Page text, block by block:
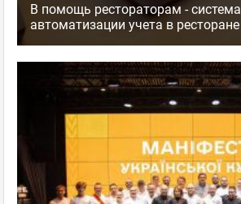
В помощь рестораторам - система
автоматизации учета в ресторане